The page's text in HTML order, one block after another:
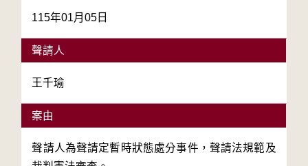
115年01月05日
聲請人
王千瑜
案由
聲請人為聲請定暫時狀態處分事件，聲請法規範及